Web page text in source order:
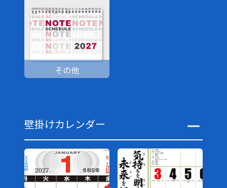
その他
壁掛けカレンダー